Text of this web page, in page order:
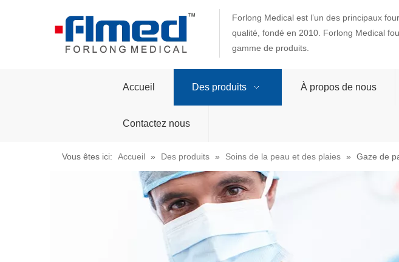
Forlong Medical est l’un des principaux
qualité, fondé en 2010. Forlong Medical
gamme de produits.
Accueil Des produits À propos de nous
Contactez nous
Vous êtes ici: Accueil » Des produits » Soins de la peau et des plaies » Gaze de